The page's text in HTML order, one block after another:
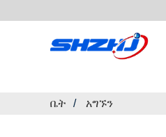
ቤት አግኙን